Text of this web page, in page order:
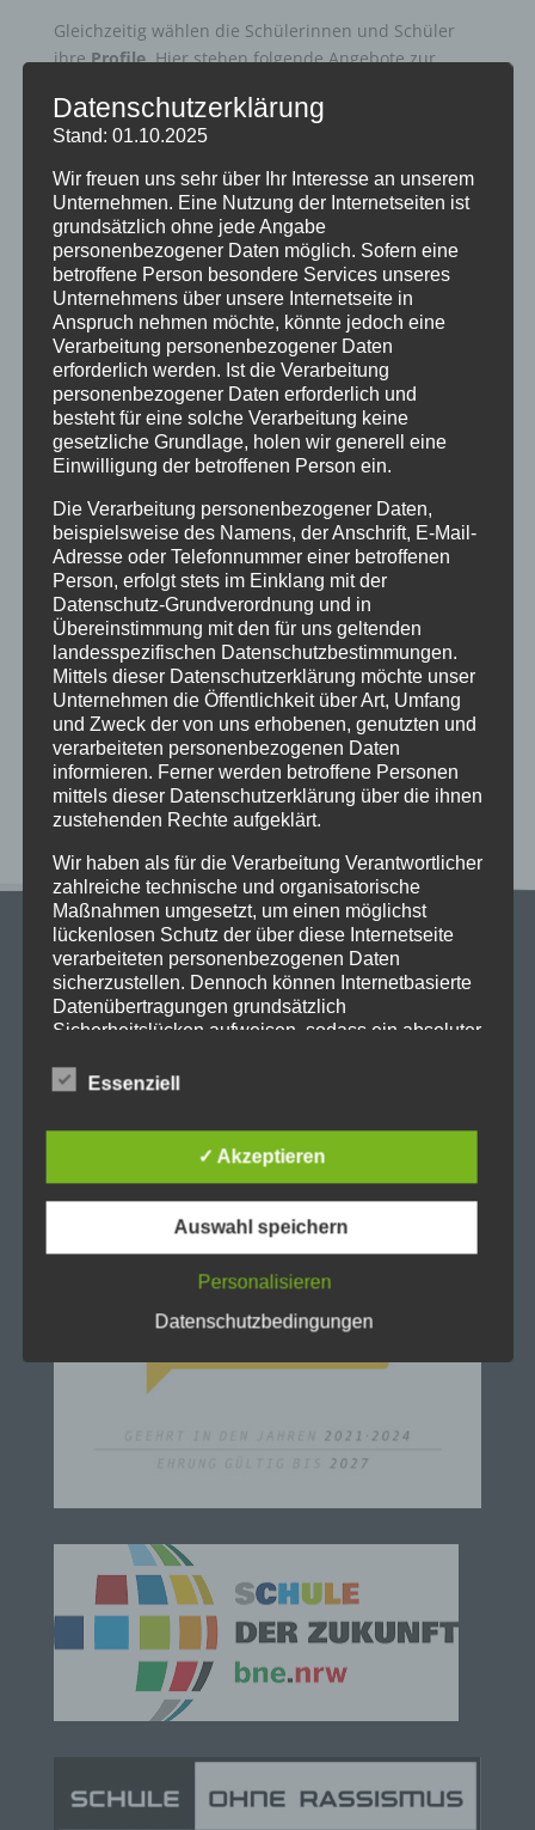
Gleichzeitig wählen die Schülerinnen und Schüler
ihreProfile. Hier stehen folgende Angebote zur
Kreativwerkstatt
Naturwissenschaften
Hier gelangen Sie zum Wahlformular für die zweite
Fremdsprache und zur Wahl der Profile.
Neueste Beiträge
Anmeldung für die Übermittagsbetreuung im
Schuljahr 26/27
Wir verabschieden Herrn Windt in den Ruhestand
Kunst und Kultur bei den alten Griechen
Vorstellungen des Literaturkurses „Darstellendes
Spiel“ in der Aula am Ostwall
Begrüßungsnachmittag am StG: Ein Nachmittag
voller Vorfreude, Gemeinschaft und kühler Brisen
Neueste Kommentare
Adresse: Heiliger Weg 25, 44135 Dortmund
Fax: 0231-50 10 769
eMail: stadt-gymnasium@stadtdo.de
Datenschutzerklärung
Stand: 01.10.2025
Wir freuen uns sehr über Ihr Interesse an unserem
Unternehmen. Eine Nutzung der Internetseiten ist
grundsätzlich ohne jede Angabe
personenbezogener Daten möglich. Sofern eine
betroffene Person besondere Services unseres
Unternehmens über unsere Internetseite in
Anspruch nehmen möchte, könnte jedoch eine
Verarbeitung personenbezogener Daten
erforderlich werden. Ist die Verarbeitung
personenbezogener Daten erforderlich und
besteht für eine solche Verarbeitung keine
gesetzliche Grundlage, holen wir generell eine
Einwilligung der betroffenen Person ein.
Die Verarbeitung personenbezogener Daten,
beispielsweise des Namens, der Anschrift, E-Mail-
Adresse oder Telefonnummer einer betroffenen
Person, erfolgt stets im Einklang mit der
Datenschutz-Grundverordnung und in
Übereinstimmung mit den für uns geltenden
landesspezifischen Datenschutzbestimmungen.
Mittels dieser Datenschutzerklärung möchte unser
Unternehmen die Öffentlichkeit über Art, Umfang
und Zweck der von uns erhobenen, genutzten und
verarbeiteten personenbezogenen Daten
informieren. Ferner werden betroffene Personen
mittels dieser Datenschutzerklärung über die ihnen
zustehenden Rechte aufgeklärt.
Wir haben als für die Verarbeitung Verantwortlicher
zahlreiche technische und organisatorische
Maßnahmen umgesetzt, um einen möglichst
lückenlosen Schutz der über diese Internetseite
verarbeiteten personenbezogenen Daten
sicherzustellen. Dennoch können Internetbasierte
Datenübertragungen grundsätzlich
Sicherheitslücken aufweisen, sodass ein absoluter
diesem Grund steht es jeder betroffenen Person
alternativen Wegen, beispielsweise telefonisch, an
uns zu übermitteln.
Begriffsbestimmungen
Begrifflichkeiten, die durch den Europäischen
Richtlinien- und Verordnungsgeber beim Erlass
der Datenschutz-Grundverordnung (DS-GVO)
soll sowohl für die Öffentlichkeit als auch für
unsere Kunden und Geschäftspartner einfach
gewährleisten, möchten wir vorab die verwendeten
Wir verwenden in dieser Datenschutzerklärung
a) personenbezogene Daten
Personenbezogene Daten sind alle Informationen,
die sich auf eine identifizierte oder identifizierbare
natürliche Person (im Folgenden „betroffene
Person") beziehen. Als identifizierbar wird eine
natürliche Person angesehen, die direkt oder
Kennnummer, zu Standortdaten, zu einer Online-
Essenziell
✓ Akzeptieren
Auswahl speichern
Personalisieren
Datenschutzbedingungen